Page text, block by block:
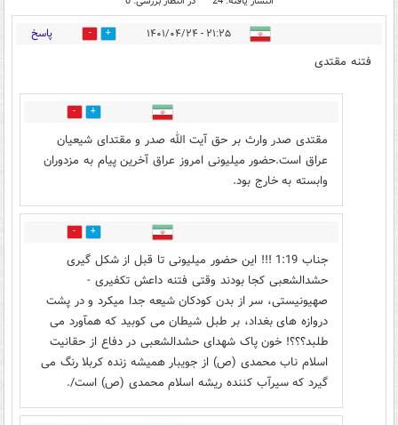
۲۱:۲۵ - ۱۴۰۱/۰۴/۲۴ 37 پاسخ
فتنه مقتدی
3
مقتدی صدر وارث بر حق آیت الله صدر و مقتدای شیعیان
عراق است.حضور میلیونی امروز عراق آخرین پیام به مزدوران
وابسته به خارج بود.
19
جناب 1:19 !!! این حضور میلیونی تا قبل از شکل گیری
حشدالشعبی کجا بودند وقتی فتنه داعش تکفیری -
صهیونیستی، سر از بدن کودکان شیعه جدا میکرد و در پشت
دروازه های بغداد، بر طبل شیطان می کوبید که همآورد می
طلبد؟؟؟! خون پاک شهدای حشدالشعبی در دفاع از حقانیت
اسلام ناب محمدی (ص) از جویبار همیشه زنده کربلا رنگ می
گیرد که سیرآب کننده ریشه اسلام محمدی (ص) است/.